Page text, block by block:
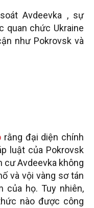
Avdeevka , sự
quan chức Ukraine
như Pokrovsk và
rằng đại diện chính
luật của Pokrovsk
cư Avdeevka không
và vội vàng sơ tán
của họ. Tuy nhiên,
nào được công